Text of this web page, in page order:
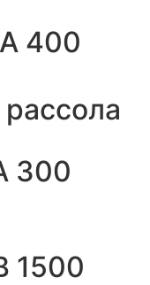
400
300
1500